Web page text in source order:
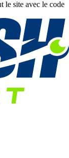
le site avec le code